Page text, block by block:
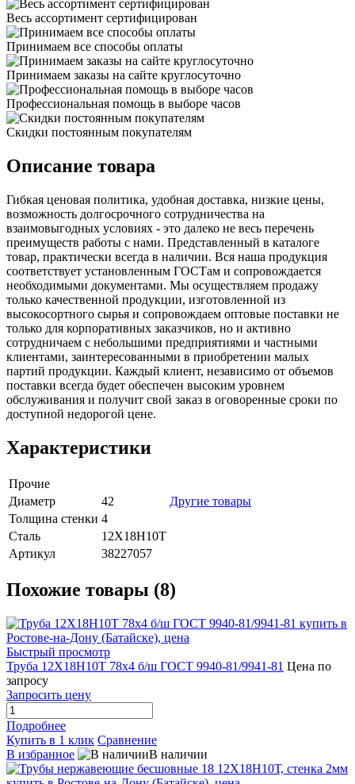
Весь ассортимент сертифицирован
Принимаем все способы оплаты
Принимаем заказы на сайте круглосуточно
Профессиональная помощь в выборе часов
Скидки постоянным покупателям
Описание товара
Гибкая ценовая политика, удобная доставка, низкие цены,
возможность долгосрочного сотрудничества на
взаимовыгодных условиях - это далеко не весь перечень
преимуществ работы с нами. Представленный в каталоге
товар, практически всегда в наличии. Вся наша продукция
соответствует установленным ГОСТам и сопровождается
необходимыми документами. Мы осуществляем продажу
только качественной продукции, изготовленной из
высокосортного сырья и сопровождаем оптовые поставки не
только для корпоративных заказчиков, но и активно
сотрудничаем с небольшими предприятиями и частными
клиентами, заинтересованными в приобретении малых
партий продукции. Каждый клиент, независимо от объемов
поставки всегда будет обеспечен высоким уровнем
обслуживания и получит свой заказ в оговоренные сроки по
доступной недорогой цене.
Характеристики
Прочие
Диаметр
42
Другие товары
Толщина стенки 4
Сталь
12Х18Н10Т
Артикул
38227057
Похожие товары (8)
Быстрый просмотр
Труба 12Х18Н10Т 78х4 б/ш ГОСТ 9940-81/9941-81 Цена по
запросу
Запросить цену
Подробнее
Купить в 1 клик Сравнение
В избранное
В наличии